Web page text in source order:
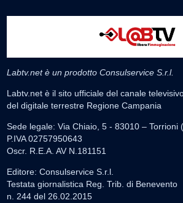
Labtv.net è un prodotto Consulservice S.r.l.
Labtv.net è il sito ufficiale del canale
del digitale terrestre Regione Campania
Sede legale: Via Chiaio, 5 - 83010 – Torrioni
P.IVA 02757950643
Oscr. R.E.A. AV N.181151
Editore: Consulservice S.r.l.
Testata giornalistica Reg. Trib. di Benevento
n. 244 del 26.02.2015